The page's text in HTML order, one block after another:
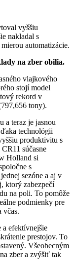
vyššiu
nakladal s
automatizácie.
na zber obilia.
vlajkového
stojí model
rekord v
tony).
a teraz je jasnou
technológii
produktivitu s
súčasne
Holland si
s
sezóne a aj v
ktorý zabezpečí
na poli. To pomôže
podmienky pre
včas.
a efektívnejšie
prestojov. To
Všeobecným
zber a zvýšiť tak